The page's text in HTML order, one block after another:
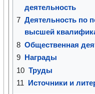
деятельность
7 Деятельность по
высшей
8 Общественная
9 Награды
10 Труды
11 Источники и